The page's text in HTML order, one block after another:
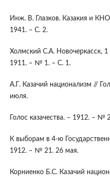
Инж. В. Глазков. Казакия и
1941. – С. 2.
Холмский С.А. Новочеркасск, 1
1911. – № 1. – С. 1.
А.Г. Казачий национализм //
июля.
Голос казачества. – 1912. – №
К выборам в 4-ю
1912. – № 21. 26 мая.
Корниенко Б.С. Казачий